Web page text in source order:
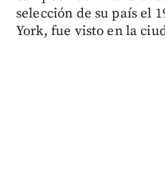
selección de su país el
York, fue visto en la